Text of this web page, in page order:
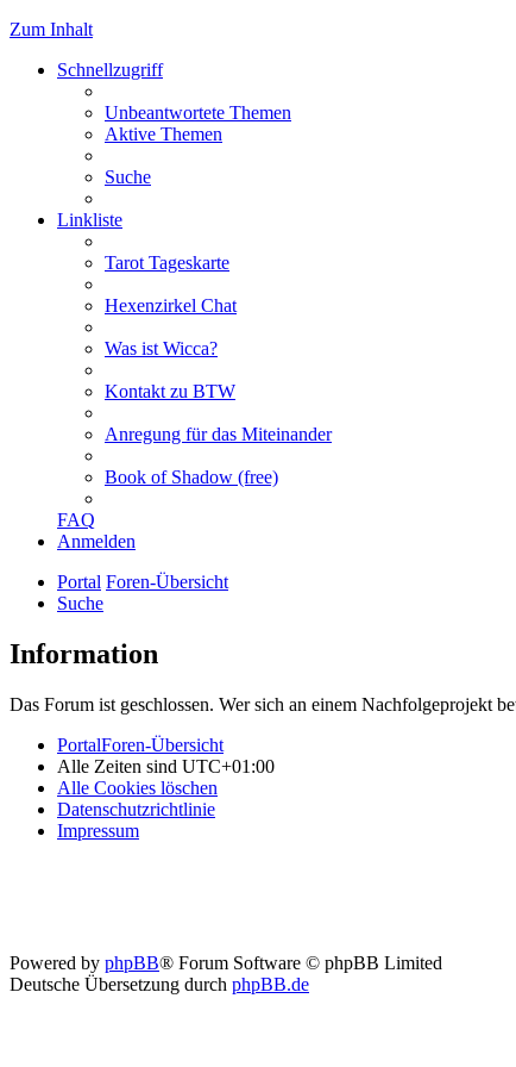
Zum Inhalt
Schnellzugriff
Unbeantwortete Themen
Aktive Themen
Suche
Linkliste
Tarot Tageskarte
Hexenzirkel Chat
Was ist Wicca?
Kontakt zu BTW
Anregung für das Miteinander
Book of Shadow (free)
FAQ
Anmelden
Portal Foren-Übersicht
Suche
Information
Das Forum ist geschlossen. Wer sich an einem Nachfolgeprojekt
PortalForen-Übersicht
Alle Zeiten sind UTC+01:00
Alle Cookies löschen
Datenschutzrichtlinie
Impressum
Powered by phpBB® Forum Software © phpBB Limited
Deutsche Übersetzung durch phpBB.de